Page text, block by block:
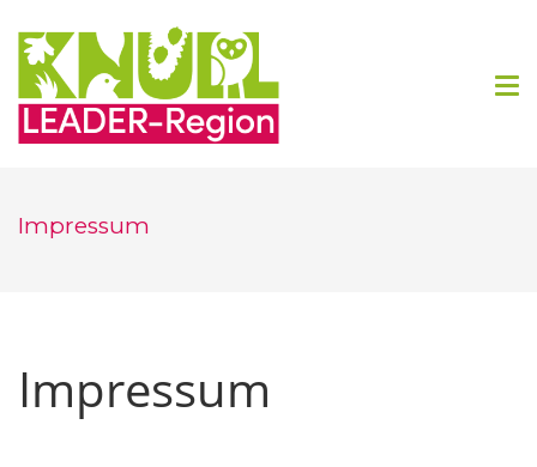
Regionalmanagement Knüll
Impressum
Impressum